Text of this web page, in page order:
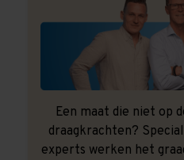
Een maat die niet op
draagkrachten?
experts werken het